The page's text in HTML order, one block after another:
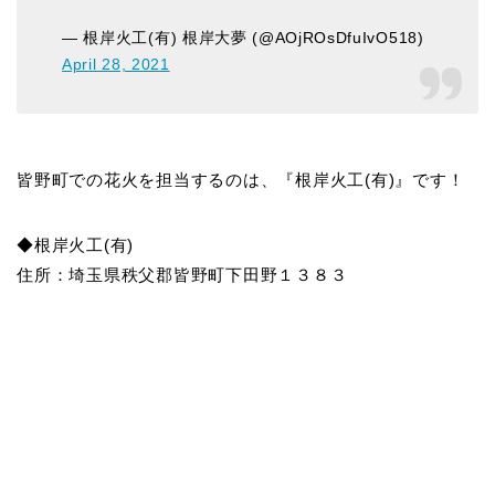
— 根岸火工(有) 根岸大夢 (@AOjROsDfuIvO518)
April 28, 2021
皆野町での花火を担当するのは、『根岸火工(有)』です！
◆根岸火工(有)
住所：埼玉県秩父郡皆野町下田野１３８３